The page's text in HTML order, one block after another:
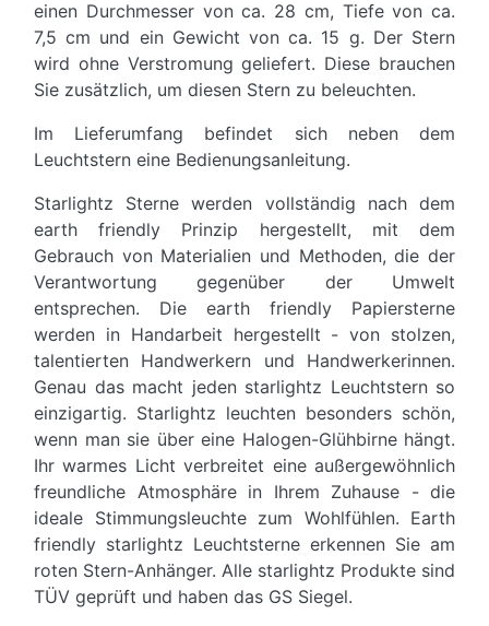
einen Durchmesser von ca. 28 cm, Tiefe von ca.
7,5 cm und ein Gewicht von ca. 15 g. Der Stern
wird ohne Verstromung geliefert. Diese brauchen
Sie zusätzlich, um diesen Stern zu beleuchten.
Im Lieferumfang befindet sich neben dem
Leuchtstern eine Bedienungsanleitung.
Starlightz Sterne werden vollständig nach dem
earth friendly Prinzip hergestellt, mit dem
Gebrauch von Materialien und Methoden, die der
Verantwortung gegenüber der Umwelt
entsprechen. Die earth friendly Papiersterne
werden in Handarbeit hergestellt - von stolzen,
talentierten Handwerkern und Handwerkerinnen.
Genau das macht jeden starlightz Leuchtstern so
einzigartig. Starlightz leuchten besonders schön,
wenn man sie über eine Halogen-Glühbirne hängt.
Ihr warmes Licht verbreitet eine außergewöhnlich
freundliche Atmosphäre in Ihrem Zuhause - die
ideale Stimmungsleuchte zum Wohlfühlen. Earth
friendly starlightz Leuchtsterne erkennen Sie am
roten Stern-Anhänger. Alle starlightz Produkte sind
TÜV geprüft und haben das GS Siegel.